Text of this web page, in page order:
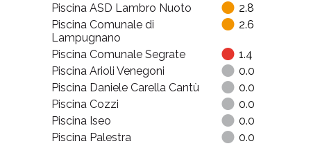
Piscina ASD Lambro Nuoto
2.8
Piscina Comunale di
Lampugnano
2.6
Piscina Comunale Segrate
1.4
Piscina Arioli Venegoni
0.0
Piscina Daniele Carella Cantù
0.0
Piscina Cozzi
0.0
Piscina Iseo
0.0
Piscina Palestra
0.0